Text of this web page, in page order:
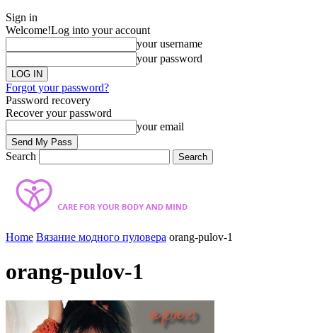
Sign in
Welcome!Log into your account
your username
your password
Forgot your password?
Password recovery
Recover your password
your email
Search
Home Вязание модного пуловера orang-pulov-1
orang-pulov-1